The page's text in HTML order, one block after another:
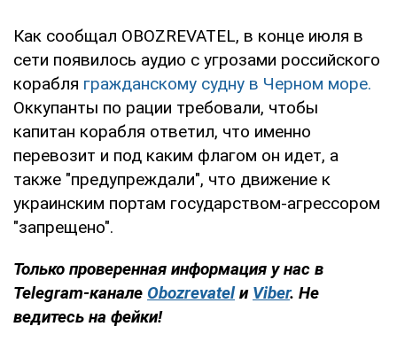
Как сообщал OBOZREVATEL, в конце июля в
сети появилось аудио с угрозами российского
корабля гражданскому судну в Черном море.
Оккупанты по рации требовали, чтобы
капитан корабля ответил, что именно
перевозит и под каким флагом он идет, а
также "предупреждали", что движение к
украинским портам государством-агрессором
"запрещено".
Только проверенная информация у нас в
Telegram-канале Obozrevatel и Viber. Не
ведитесь на фейки!